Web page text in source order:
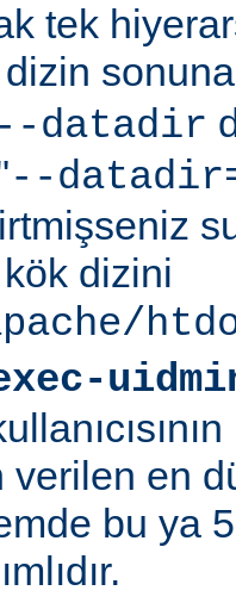
tek
dizin
--datadir
--
dizini
verilen en
bu ya